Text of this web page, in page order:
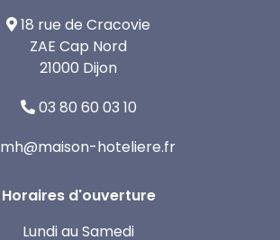
18 rue de Cracovie
ZAE Cap Nord
21000 Dijon
03 80 60 03 10
mh@maison-hoteliere.fr
Horaires d'ouverture
Lundi au Samedi